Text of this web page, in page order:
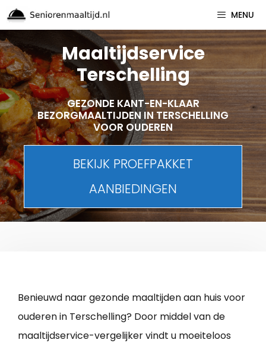
Spring
naar
inhoud
MENU
Maaltijdservice
Terschelling
GEZONDE KANT-EN-KLAAR
BEZORGMAALTIJDEN IN TERSCHELLING
VOOR OUDEREN
BEKIJK PROEFPAKKET
AANBIEDINGEN
Benieuwd naar gezonde maaltijden aan huis voor
ouderen in Terschelling? Door middel van de
maaltijdservice-vergelijker vindt u moeiteloos